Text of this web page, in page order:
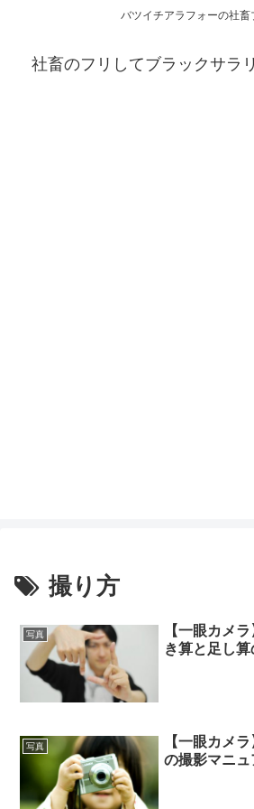
バツイチアラフォーの社畜
社畜のフリしてブラックサラ
撮り方
写真
【一眼カメ
き算と足し
写真
【一眼カメ
の撮影マニ